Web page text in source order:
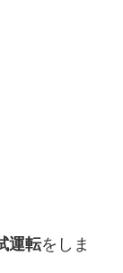
運転をしま